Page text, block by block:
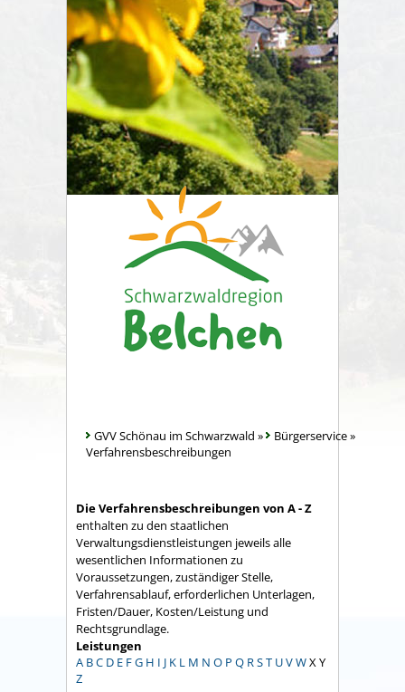
GVV Schönau im Schwarzwald » Bürgerservice»
Verfahrensbeschreibungen
Die Verfahrensbeschreibungen von A - Z
enthalten zu den staatlichen
Verwaltungsdienstleistungen jeweils alle
wesentlichen Informationen zu
Voraussetzungen, zuständiger Stelle,
Verfahrensablauf, erforderlichen Unterlagen,
Fristen/Dauer, Kosten/Leistung und
Rechtsgrundlage.
Leistungen
A BC D E FG H I J K L M N O P Q RST UVWX Y
Z